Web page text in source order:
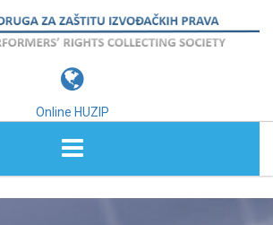
Online HUZIP